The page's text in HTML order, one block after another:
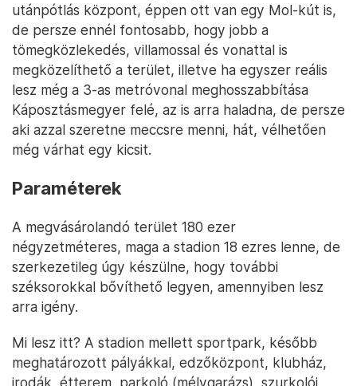
utánpótlás központ, éppen ott van egy Mol-kút is,
de persze ennél fontosabb, hogy jobb a
tömegközlekedés, villamossal és vonattal is
megközelíthető a terület, illetve ha egyszer reális
lesz még a 3-as metróvonal meghosszabbítása
Káposztásmegyer felé, az is arra haladna, de persze
aki azzal szeretne meccsre menni, hát, vélhetően
még várhat egy kicsit.
Paraméterek
A megvásárolandó terület 180 ezer
négyzetméteres, maga a stadion 18 ezres lenne, de
szerkezetileg úgy készülne, hogy további
széksorokkal bővíthető legyen, amennyiben lesz
arra igény.
Mi lesz itt? A stadion mellett sportpark, később
meghatározott pályákkal, edzőközpont, klubház,
irodák, étterem, parkoló (mélygarázs), szurkolói